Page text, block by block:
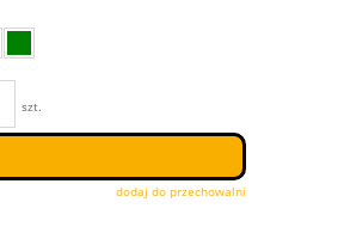
szt.
dodaj do przechowalni